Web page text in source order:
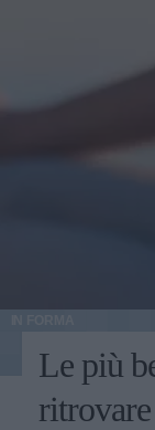
Le più
ritrovare